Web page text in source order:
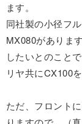
ます。
同社製の小径フ
MX080がありま
したいとのこと
リヤ共にCX100
ただ、フロント